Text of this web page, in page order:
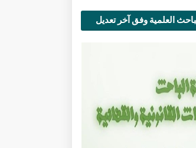
العلمية وفق آخر تعديل